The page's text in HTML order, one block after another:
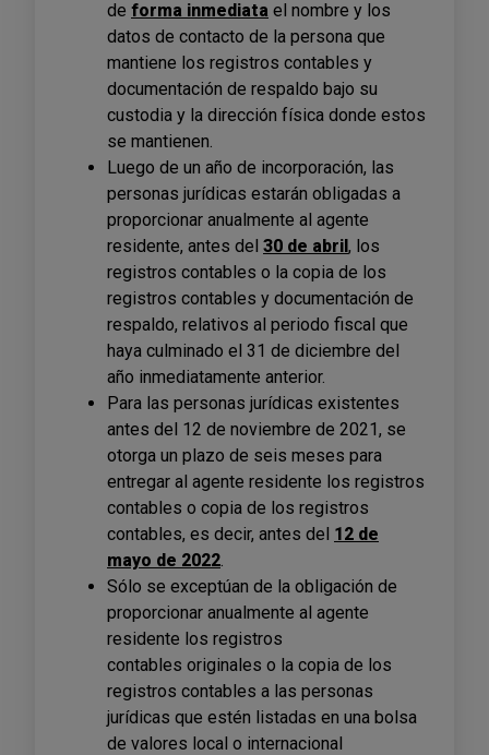
de forma inmediata el nombre y los
datos de contacto de la persona que
mantiene los registros contables y
documentación de respaldo bajo su
custodia y la dirección física donde estos
se mantienen.
Luego de un año de incorporación, las
personas jurídicas estarán obligadas a
proporcionar anualmente al agente
residente, antes del 30 de abril, los
registros contables o la copia de los
registros contables y documentación de
respaldo, relativos al periodo fiscal que
haya culminado el 31 de diciembre del
año inmediatamente anterior.
Para las personas jurídicas existentes
antes del 12 de noviembre de 2021, se
otorga un plazo de seis meses para
entregar al agente residente los registros
contables o copia de los registros
contables, es decir, antes del 12 de
mayo de 2022
Sólo se exceptúan de la obligación de
proporcionar anualmente al agente
residente los registros
contables originales o la copia de los
registros contables a las personas
jurídicas que estén listadas en una bolsa
de valores local o internacional